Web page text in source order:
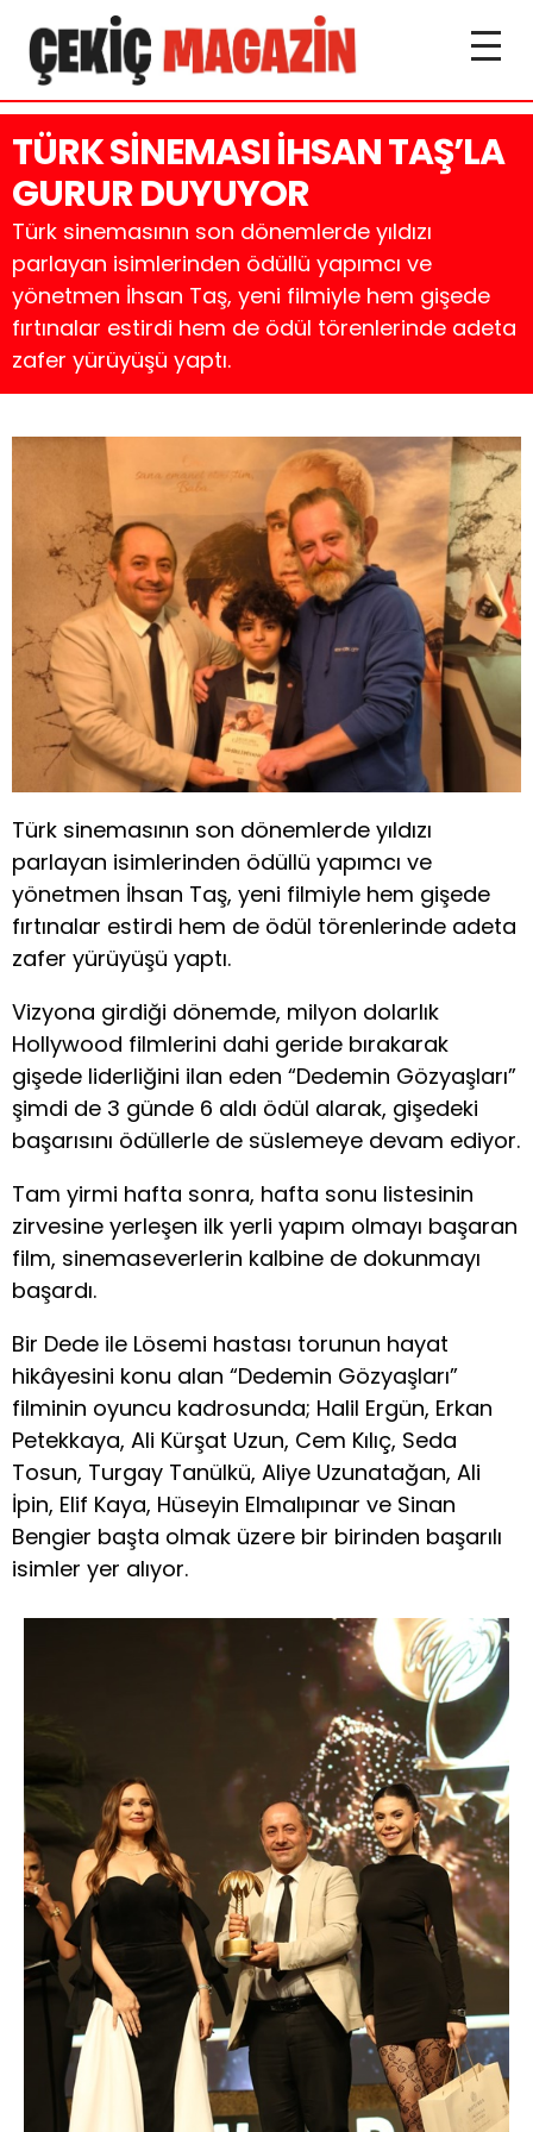
TÜRK SİNEMASI İHSAN TAŞ’LA
GURUR DUYUYOR
Türk sinemasının son dönemlerde yıldızı
parlayan isimlerinden ödüllü yapımcı ve
yönetmen İhsan Taş, yeni filmiyle hem gişede
fırtınalar estirdi hem de ödül törenlerinde adeta
zafer yürüyüşü yaptı.
Türk sinemasının son dönemlerde yıldızı
parlayan isimlerinden ödüllü yapımcı ve
yönetmen İhsan Taş, yeni filmiyle hem gişede
fırtınalar estirdi hem de ödül törenlerinde adeta
zafer yürüyüşü yaptı.
Vizyona girdiği dönemde, milyon dolarlık
Hollywood filmlerini dahi geride bırakarak
gişede liderliğini ilan eden “Dedemin Gözyaşları”
şimdi de 3 günde 6 aldı ödül alarak, gişedeki
başarısını ödüllerle de süslemeye devam ediyor.
Tam yirmi hafta sonra, hafta sonu listesinin
zirvesine yerleşen ilk yerli yapım olmayı başaran
film, sinemaseverlerin kalbine de dokunmayı
başardı.
Bir Dede ile Lösemi hastası torunun hayat
hikâyesini konu alan “Dedemin Gözyaşları”
filminin oyuncu kadrosunda; Halil Ergün, Erkan
Petekkaya, Ali Kürşat Uzun, Cem Kılıç, Seda
Tosun, Turgay Tanülkü, Aliye Uzunatağan, Ali
İpin, Elif Kaya, Hüseyin Elmalıpınar ve Sinan
Bengier başta olmak üzere bir birinden başarılı
isimler yer alıyor.